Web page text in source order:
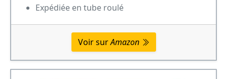
Expédiée en tube roulé
Voir surAmazon